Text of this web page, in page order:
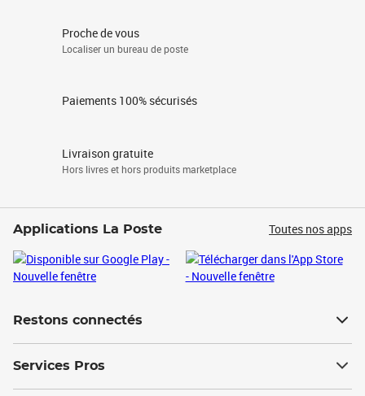
Proche de vous
Localiser un bureau de poste
Paiements 100% sécurisés
Livraison gratuite
Hors livres et hors produits marketplace
Applications La Poste Toutes nos apps
Restons connectés
Services Pros